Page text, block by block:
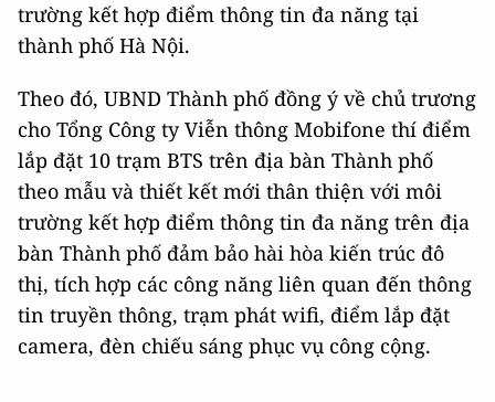
trường kết hợp điểm thông tin đa năng tại
thành phố Hà Nội.
Theo đó, UBND Thành phố đồng ý về chủ trương
cho Tổng Công ty Viễn thông Mobifone thí điểm
lắp đặt 10 trạm BTS trên địa bàn Thành phố
theo mẫu và thiết kết mới thân thiện với môi
trường kết hợp điểm thông tin đa năng trên địa
bàn Thành phố đảm bảo hài hòa kiến trúc đô
thị, tích hợp các công năng liên quan đến thông
tin truyền thông, trạm phát wifi, điểm lắp đặt
camera, đèn chiếu sáng phục vụ công cộng.